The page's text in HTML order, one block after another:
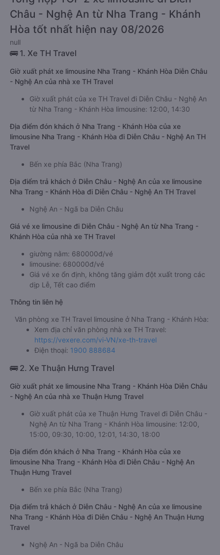
Châu - Nghệ An từ Nha Trang - Khánh
Hòa tốt nhất hiện nay 08/2026
null
🚌 1. Xe TH Travel
Giờ xuất phát xe limousine Nha Trang - Khánh Hòa Diễn Châu
- Nghệ An của nhà xe TH Travel
Giờ xuất phát của xe TH Travel đi Diễn Châu - Nghệ An
từ Nha Trang - Khánh Hòa limousine: 12:00, 14:30
Địa điểm đón khách ở Nha Trang - Khánh Hòa của xe
limousine Nha Trang - Khánh Hòa đi Diễn Châu - Nghệ An TH
Travel
Bến xe phía Bắc (Nha Trang)
Địa điểm trả khách ở Diễn Châu - Nghệ An của xe limousine
Nha Trang - Khánh Hòa đi Diễn Châu - Nghệ An TH Travel
Nghệ An - Ngã ba Diễn Châu
Giá vé xe limousine đi Diễn Châu - Nghệ An từ Nha Trang -
Khánh Hòa của nhà xe TH Travel
giường nằm: 680000đ/vé
limousine: 680000đ/vé
Giá vé xe ổn định, không tăng giảm đột xuất trong các
dịp Lễ, Tết cao điểm
Thông tin liên hệ
Văn phòng xe TH Travel limousine ở Nha Trang - Khánh Hòa:
Xem địa chỉ văn phòng nhà xe TH Travel:
https://vexere.com/vi-VN/xe-th-travel
Điện thoại: 1900 888684
🚌 2. Xe Thuận Hưng Travel
Giờ xuất phát xe limousine Nha Trang - Khánh Hòa Diễn Châu
- Nghệ An của nhà xe Thuận Hưng Travel
Giờ xuất phát của xe Thuận Hưng Travel đi Diễn Châu -
Nghệ An từ Nha Trang - Khánh Hòa limousine: 12:00,
15:00, 09:30, 10:00, 12:01, 14:30, 18:00
Địa điểm đón khách ở Nha Trang - Khánh Hòa của xe
limousine Nha Trang - Khánh Hòa đi Diễn Châu - Nghệ An
Thuận Hưng Travel
Bến xe phía Bắc (Nha Trang)
Địa điểm trả khách ở Diễn Châu - Nghệ An của xe limousine
Nha Trang - Khánh Hòa đi Diễn Châu - Nghệ An Thuận Hưng
Travel
Nghệ An - Ngã ba Diễn Châu